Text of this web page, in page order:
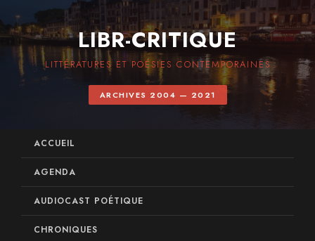
LIBR-CRITIQUE
LITTÉRATURES ET POÉSIES CONTEMPORAINES
ARCHIVES 2004 — 2021
ACCUEIL
AGENDA
AUDIOCAST POÉTIQUE
CHRONIQUES